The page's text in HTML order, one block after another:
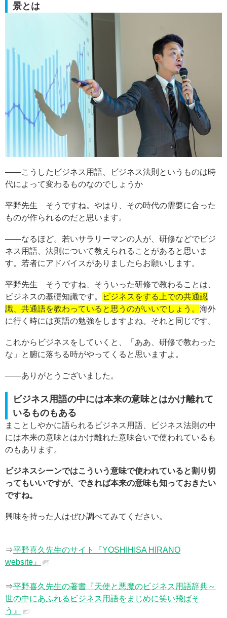
景とは
——こうしたビジネス用語、ビジネス法則というものは時
代によって変わるものなのでしょうか
平野先生 そうですね。やはり、その時代の需要に合った
ものが作られるのだと思います。
——なるほど。若いサラリーマンの人が、研修などでビジ
ネス用語、法則について教えられることがあると思いま
す。若者にアドバイスがありましたらお願いします。
平野先生 そうですね、そういった研修で教わることは、
ビジネスの基礎知識です。
ビジネスをする上での共通認
識、共通語を教わっていると思うのがいいでしょう。 海外
に行く時には英語の勉強をしますよね。それと同じです。
これからビジネスをしていくと、「ああ、研修で教わった
な」と腑に落ちる時がやってくると思いますよ。
——ありがとうございました。
ビジネス用語の中には本来の意味とはかけ離れて
いるものもある
まことしやかに語られるビジネス用語、ビジネス法則の中
には本来の意味とはかけ離れた意味合いで使われているも
のもあります。
ビジネスシーンではこういう意味で使われていると割り切
ってもいいですが、できれば本来の意味も知っておきたい
ですね。
興味を持った人はぜひ調べてみてください。
⇒平野喜久先生のサイト『YOSHIHISA HIRANO
website』
⇒平野喜久先生の著書『天使と悪魔のビジネス用語辞典～
世の中にあふれるビジネス用語をまじめに笑い飛ばそ
う』